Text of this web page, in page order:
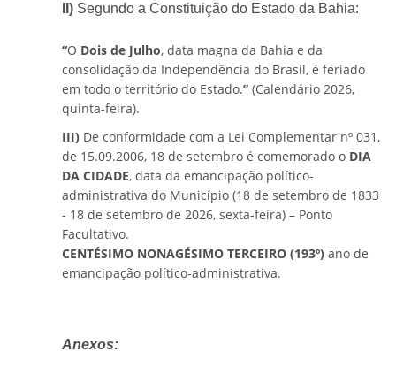
II) Segundo a Constituição do Estado da Bahia:
“O Dois de Julho, data magna da Bahia e da
consolidação da Independência do Brasil, é feriado
em todo o território do Estado.” (Calendário 2026,
quinta-feira).
III) De conformidade com a Lei Complementar nº 031,
de 15.09.2006, 18 de setembro é comemorado o DIA
DA CIDADE, data da emancipação político-
administrativa do Município (18 de setembro de 1833
- 18 de setembro de 2026, sexta-feira) – Ponto
Facultativo.
CENTÉSIMO NONAGÉSIMO TERCEIRO (193º) ano de
emancipação político-administrativa.
Anexos: